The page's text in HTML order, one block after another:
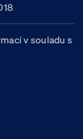
v souladu s